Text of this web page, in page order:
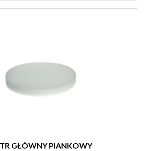
GŁÓWNY PIANKOWY